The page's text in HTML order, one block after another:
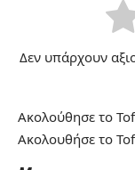
Δεν υπάρχουν
Ακολούθησε το
Ακολουθήσε το